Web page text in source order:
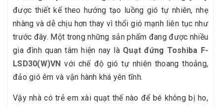
được thiết kế theo hướng tạo luồng gió tự nhiên, nhẹ
nhàng và dễ chịu hơn thay vì thổi gió mạnh liên tục như
trước đây. Một trong những sản phẩm đang được nhiều
gia đình quan tâm hiện nay là Quạt đứng Toshiba F-
LSD30(W)VN với chế độ gió tự nhiên thoang thoảng,
đảo gió êm và vận hành khá yên tĩnh.
Vậy nhà có trẻ em xài quạt thế nào để bé không bị ho,